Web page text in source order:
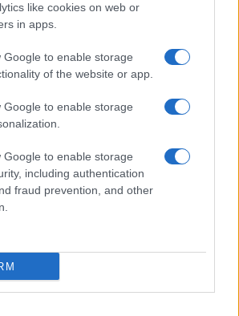
like cookies on web or
in apps.
Google to enable storage
of the website or app.
Google to enable storage
Google to enable storage
including authentication
fraud prevention, and other
PUBBLICITÀ LAVORA CON NOI
OTTO CHANNEL
Operatori di Comunicazione n. 37512
– Ne è consentita esclusivamente una
con citazione della fonte corretta